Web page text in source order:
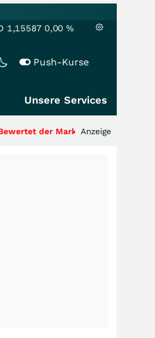
1,15587 0,00 %
Push-Kurse
Unsere Services
Markt noch immer nur die Hälfte
Anzeige